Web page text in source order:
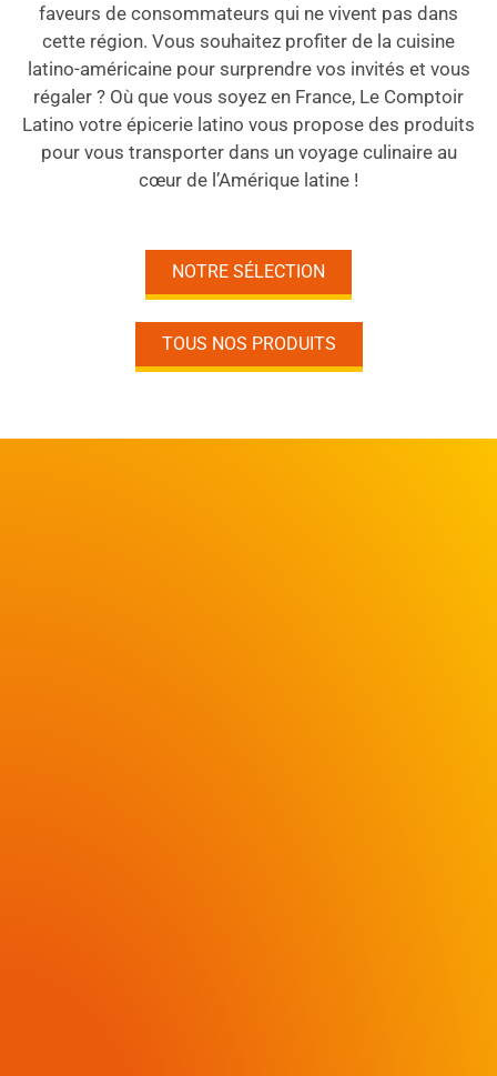
faveurs de consommateurs qui ne vivent pas dans
cette région. Vous souhaitez profiter de la cuisine
latino-américaine pour surprendre vos invités et vous
régaler ? Où que vous soyez en France, Le Comptoir
Latino votre épicerie latino vous propose des produits
pour vous transporter dans un voyage culinaire au
cœur de l’Amérique latine !
NOTRE SÉLECTION
TOUS NOS PRODUITS